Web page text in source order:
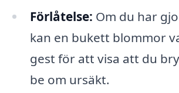
Förlåtelse: Om du har
kan en bukett blommor
gest för att visa att du
be om ursäkt.